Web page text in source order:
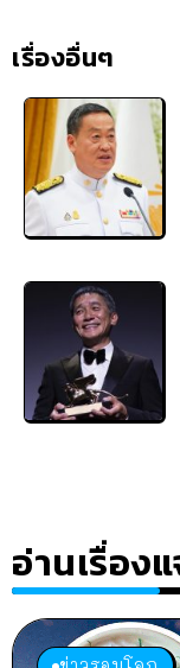
เรื่องอื่นๆ
อ่านเรื่อง
ข่าวรอบโลก